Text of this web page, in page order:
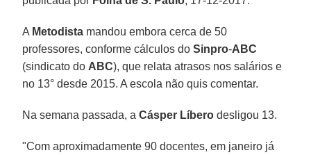
A Metodista mandou embora cerca de 50
professores, conforme cálculos doSinpro-ABC
(sindicato do ABC), que relata atrasos nos salários e
no 13° desde 2015. A escola não quis comentar.
Na semana passada, aCásper Líbero desligou 13.
"Com aproximadamente 90 docentes, em janeiro já